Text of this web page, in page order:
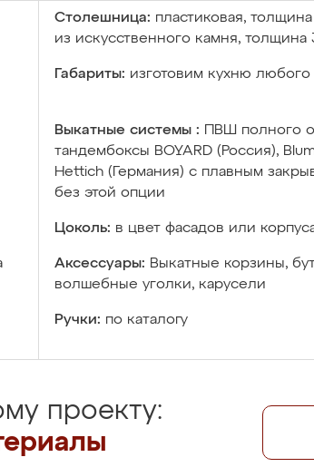
Столешница: пластиковая,
из искусственного камня, толщина
Габариты: изготовим кухню любого
Выкатные системы :
ПВШ полного
тандембоксы BOYARD (Россия),
Hettich (Германия) с плавным
без этой опции
Цоколь: в цвет фасадов или
Аксессуары: Выкатные корзины,
волшебные уголки, карусели
Ручки: по каталогу
проекту: